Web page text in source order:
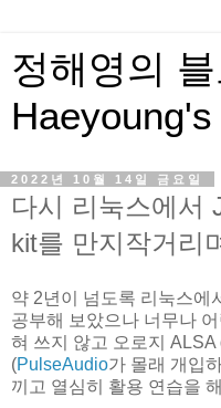
정해영의
2022년 10월 14일 금요일
다시 리눅스에서
kit를 만지작거리
약 2년이 넘도록 리눅스에
공부해 보았으나 너무나
혀 쓰지 않고 오로지
(PulseAudio가 몰래 개입
끼고 열심히 활용 연습을